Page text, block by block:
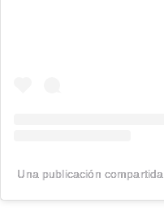
Una publicación